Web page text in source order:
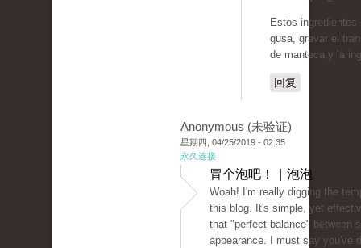
Estos
gusa, gravar el
de manteca y la
回复
Anonymous (未验证)
星期四, 04/25/2019 - 02:35
永久连接
冒个泡吧！ | 泡泡
Woah! I'm really digging the
this blog. It's simple, yet
that "perfect balance" between
appearance. I must say you've